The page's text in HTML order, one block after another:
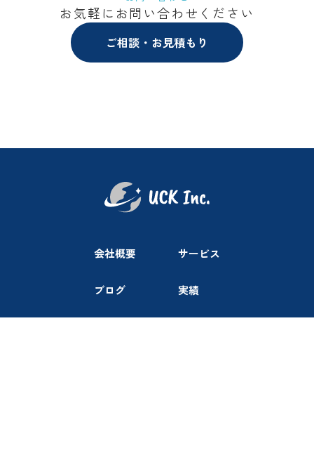
お気軽にお問い合わせください
ご相談・お見積もり
会社概要 サービス
ブログ 実績